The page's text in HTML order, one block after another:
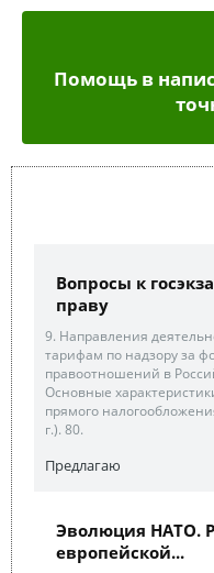
Помощь в
Вопросы к
праву
9. Направления
тарифам по надзору за
правоотношений в
Основные
прямого
г.). 80.
Предлагаю
Эволюция НАТО.
европейской...